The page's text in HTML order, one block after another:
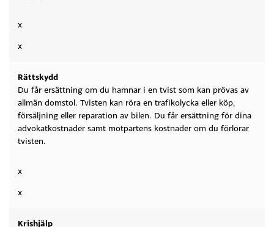
x
x
Rättskydd
Du får ersättning om du hamnar i en tvist som kan prövas av
allmän domstol. Tvisten kan röra en trafikolycka eller köp,
försäljning eller reparation av bilen. Du får ersättning för dina
advokatkostnader samt motpartens kostnader om du förlorar
tvisten.
x
x
Krishjälp